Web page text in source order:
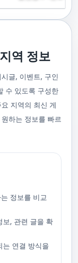
고 있답니다. 부산 출
어요, 이점 참고해주세
어 서비스를 경험하실
을 간단하게 필수적인
스 이용 중에 문제가
해 만취 상태일 경우에
통이 중요해요, 그래
, 자주 예약을 취소하
가 어려워질 수 있으니
-> 더욱 새로워진 뉴
Play
화를 통한 문의와 예약
최선을 다할 것입니
되어 있으니 주저하지
입니다. 이 방식을 통
있습니다. 최근
. 부경샵의 주된 목적
있는 피난처를 마련
관리사 중 선택이 가
음가짐을 가진 관리사
의 질을
관리사를 모집 중입
본인 홈케어 서비스를
예약을 진행해 주시
라인을 따르시면, 서
도한 알코올 섭취로
을 명확히 합니다. 이
도착 시
이 반드시 가능해야
으로의 통화는 받지 않
로 예약을 취소할 경
립니다. 시간을 효율적
경험을 하실 수 있습
마사지는 동양의 전통
를 조합하여 신체의
증진시키고 근육의
며, 전반적인 신체 기
을 수 있어 사무실이나
리와 어깨의 피로를 해
스트레스 감소에 도움
완을 제공하여, 바쁜 일
합니다.4. 발 마사지 발
, 신체의 균형을 유지
마사지는 발의 압력점
는 일이 많은 사람들에
건강과 웰빙에도 긍정
역의 고객들은 이러한
샵 ↓↓↓ 클릭
샵↓↓↓ 클릭
로드↓↓↓ 클릭
립니다.때론, 그냥 누워
로운 힐링의 기회를 제
정 등 다양한 효능을
러분의 건강을 지키
시의 서비스를 편리하
부산과 경남 지역에서
과정 없이, 부담 없이
어플을 강력히 추천드
부경샵이 함께하며,
리겠습니다. 부산꿀통
서 행복과 건강을 찾
주급
역 정보
글, 이벤트, 구인
수 있도록 구성한
지역의 최신 게
하는 정보를 빠르
정보를 비교
보, 관련 글을 확
는 연결 방식을